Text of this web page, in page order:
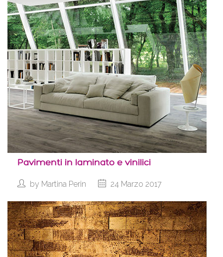
Pavimenti in laminato e vinilici
by Martina Perin 24 Marzo 2017